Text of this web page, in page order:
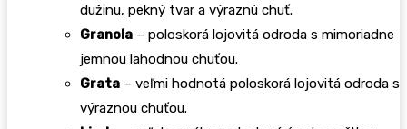
dužinu, pekný tvar a výraznú chuť.
Granola – poloskorá lojovitá odroda s mimoriadne
jemnou lahodnou chuťou.
Grata – veľmi hodnotá poloskorá lojovitá odroda s
výraznou chuťou.